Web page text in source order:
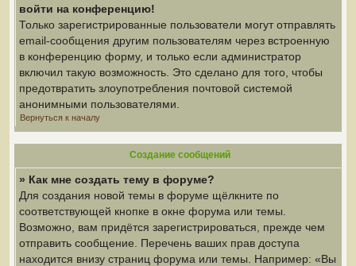
войти на конференцию!
Только зарегистрированные пользователи могут отправлять
email-сообщения другим пользователям через встроенную
в конференцию форму, и только если администратор
включил такую возможность. Это сделано для того, чтобы
предотвратить злоупотребления почтовой системой
анонимными пользователями.
Вернуться к началу
Создание сообщений
» Как мне создать тему в форуме?
Для создания новой темы в форуме щёлкните по
соответствующей кнопке в окне форума или темы.
Возможно, вам придётся зарегистрироваться, прежде чем
отправить сообщение. Перечень ваших прав доступа
находится внизу страниц форума или темы. Например: «Вы